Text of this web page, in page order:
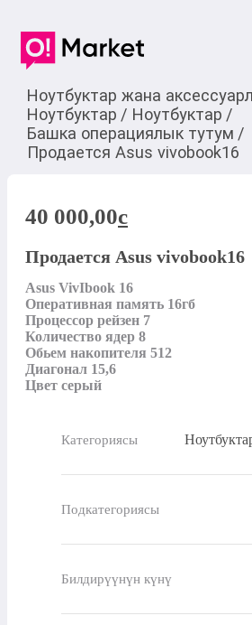
Ноутбуктар жана
Ноутбуктар / Ноутбуктар /
Башка операциялык тутум /
Продается Asus vivobook16
40 000,00c
Продается Asus vivobook16
Asus VivIbook 16
Оперативная память 16гб
Процессор рейзен 7
Количество ядер 8
Обьем накопителя 512
Диагонал 15,6
Цвет серый
Категориясы
Подкатегориясы
Билдирүүнүн күнү